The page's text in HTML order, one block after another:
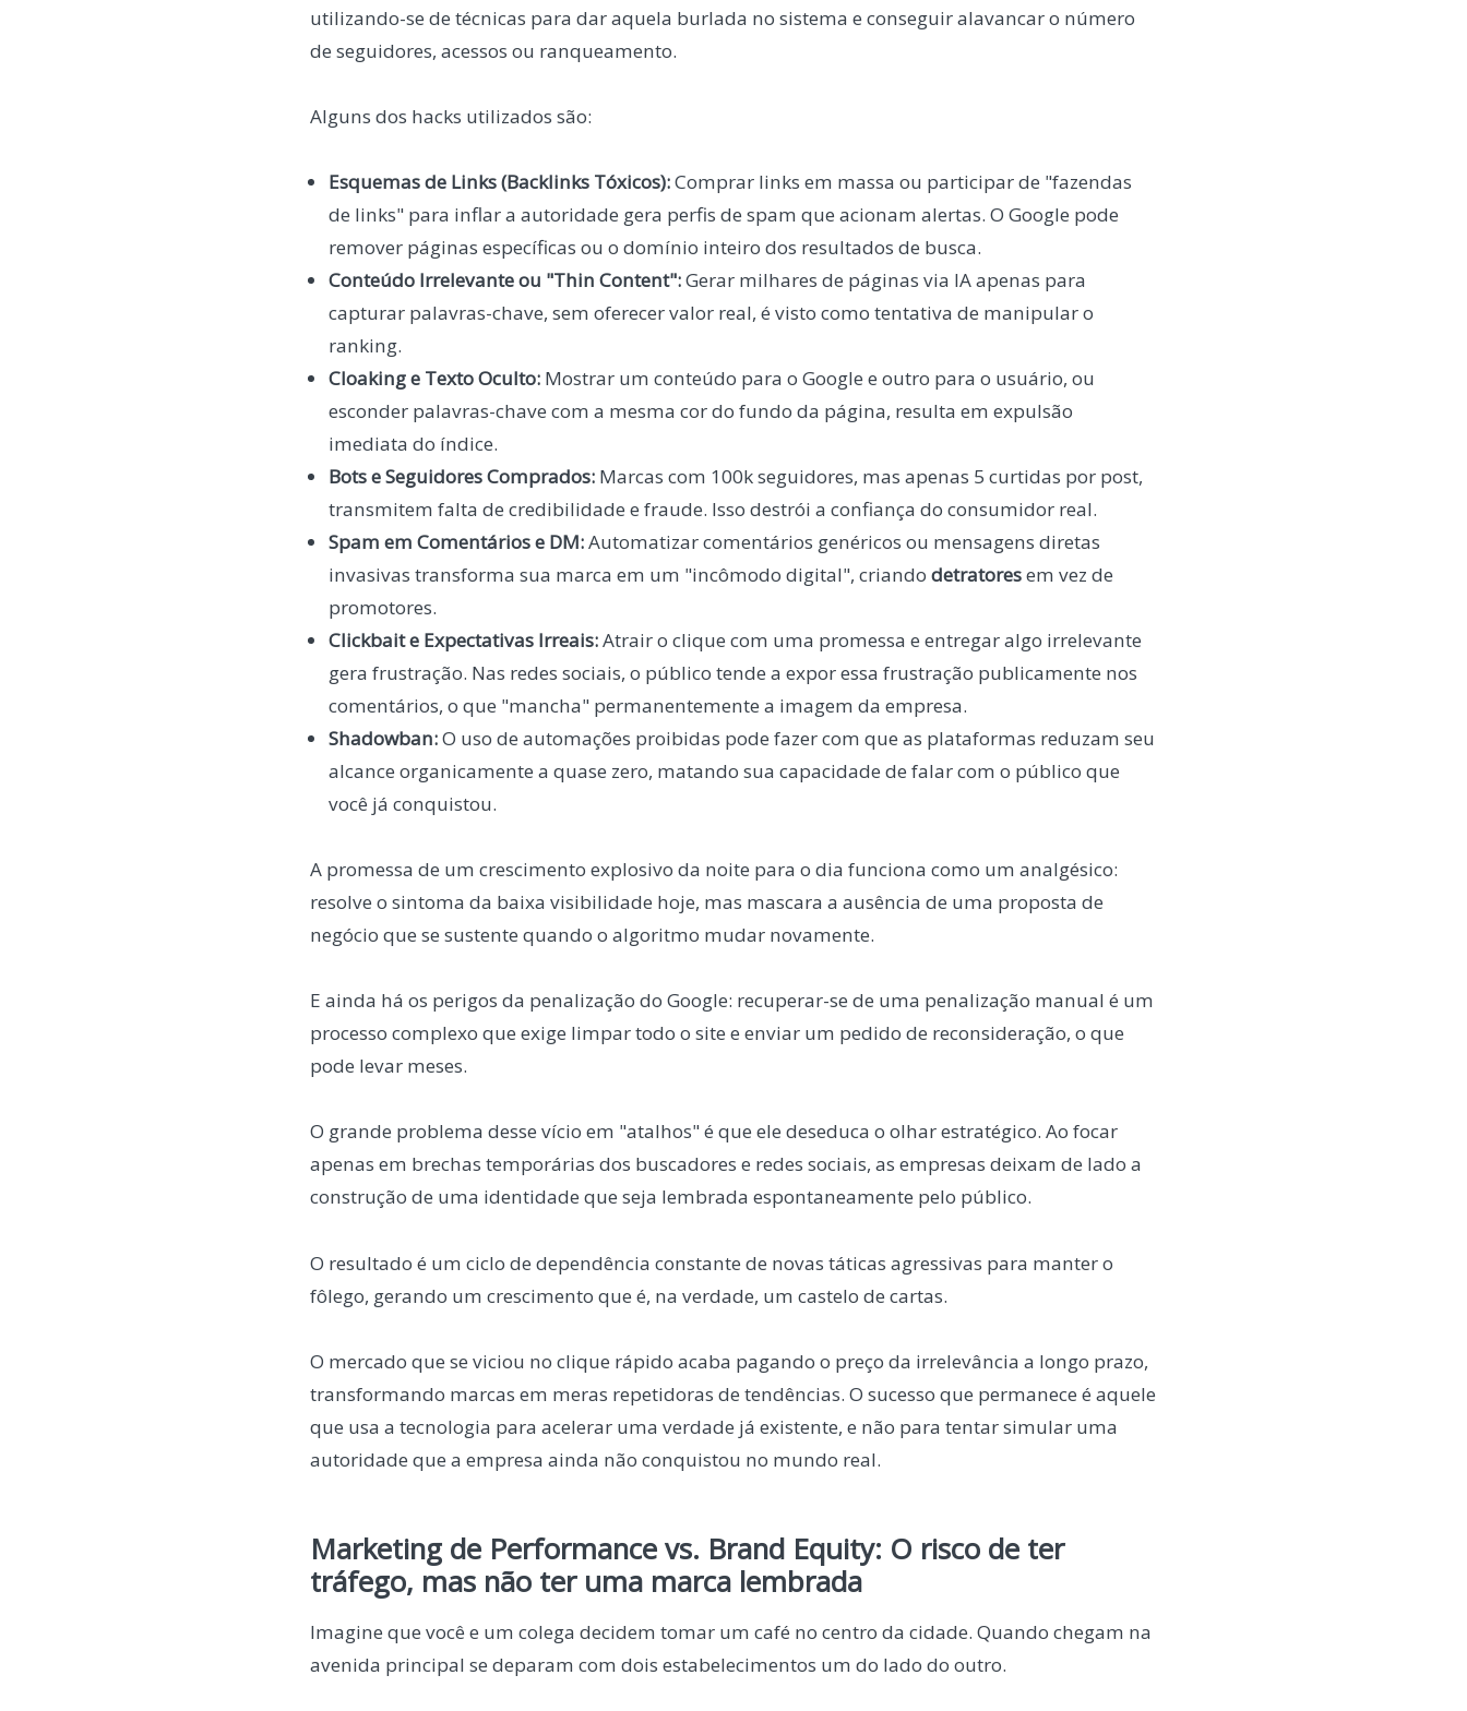
utilizando-se de técnicas para dar aquela burlada no sistema e conseguir alavancar o número
de seguidores, acessos ou ranqueamento.
Alguns dos hacks utilizados são:
Esquemas de Links (Backlinks Tóxicos):Comprar links em massa ou participar de "fazendas
de links" para inflar a autoridade gera perfis de spam que acionam alertas. O Google pode
remover páginas específicas ou o domínio inteiro dos resultados de busca.
Conteúdo Irrelevante ou "Thin Content":Gerar milhares de páginas via IA apenas para
capturar palavras-chave, sem oferecer valor real, é visto como tentativa de manipular o
ranking.
Cloaking e Texto Oculto: Mostrar um conteúdo para o Google e outro para o usuário, ou
esconder palavras-chave com a mesma cor do fundo da página, resulta em expulsão
imediata do índice.
Bots e Seguidores Comprados: Marcas com 100k seguidores, mas apenas 5 curtidas por post,
transmitem falta de credibilidade e fraude. Isso destrói a confiança do consumidor real.
Spam em Comentários e DM:Automatizar comentários genéricos ou mensagens diretas
invasivas transforma sua marca em um "incômodo digital", criandodetratoresem vez de
promotores.
Clickbait e Expectativas Irreais:Atrair o clique com uma promessa e entregar algo irrelevante
gera frustração. Nas redes sociais, o público tende a expor essa frustração publicamente nos
comentários, o que "mancha" permanentemente a imagem da empresa.
Shadowban:O uso de automações proibidas pode fazer com que as plataformas reduzam seu
alcance organicamente a quase zero, matando sua capacidade de falar com o público que
você já conquistou.
A promessa de um crescimento explosivo da noite para o dia funciona como um analgésico:
resolve o sintoma da baixa visibilidade hoje, mas mascara a ausência de uma proposta de
negócio que se sustente quando o algoritmo mudar novamente.
E ainda há os perigos da penalização do Google: recuperar-se de uma penalização manual é um
processo complexo que exige limpar todo o site e enviar um pedido de reconsideração, o que
pode levar meses.
O grande problema desse vício em "atalhos" é que ele deseduca o olhar estratégico. Ao focar
apenas em brechas temporárias dos buscadores e redes sociais, as empresas deixam de lado a
construção de uma identidade que seja lembrada espontaneamente pelo público.
O resultado é um ciclo de dependência constante de novas táticas agressivas para manter o
fôlego, gerando um crescimento que é, na verdade, um castelo de cartas.
O mercado que se viciou no clique rápido acaba pagando o preço da irrelevância a longo prazo,
transformando marcas em meras repetidoras de tendências. O sucesso que permanece é aquele
que usa a tecnologia para acelerar uma verdade já existente, e não para tentar simular uma
autoridade que a empresa ainda não conquistou no mundo real.
Marketing de Performance vs. Brand Equity: O risco de ter
tráfego, mas não ter uma marca lembrada
Imagine que você e um colega decidem tomar um café no centro da cidade. Quando chegam na
avenida principal se deparam com dois estabelecimentos um do lado do outro.